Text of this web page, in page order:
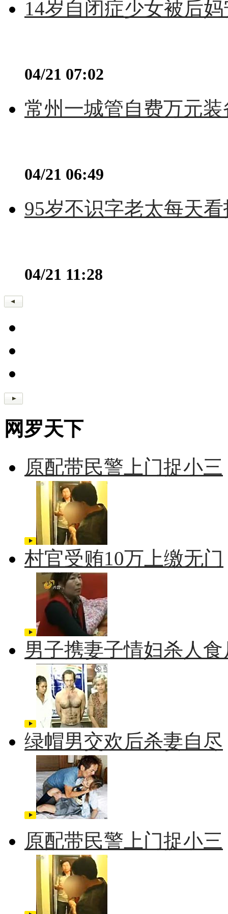
14岁自闭症少女被后
04/21 07:02
常州一城管自费万元
04/21 06:49
95岁不识字老太每天
04/21 11:28
网罗天下
原配带民警上门捉小三
村官受贿10万上缴无门
男子携妻子情妇杀人食
绿帽男交欢后杀妻自尽
原配带民警上门捉小三